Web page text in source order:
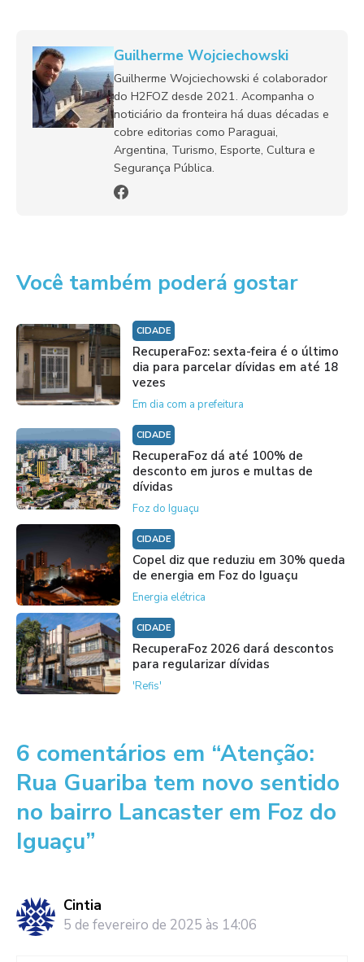
Guilherme Wojciechowski
Guilherme Wojciechowski é colaborador
do H2FOZ desde 2021. Acompanha o
noticiário da fronteira há duas décadas e
cobre editorias como Paraguai,
Argentina, Turismo, Esporte, Cultura e
Segurança Pública.
Você também poderá gostar
CIDADE
RecuperaFoz: sexta-feira é o último
dia para parcelar dívidas em até 18
vezes
Em dia com a prefeitura
CIDADE
RecuperaFoz dá até 100% de
desconto em juros e multas de
dívidas
Foz do Iguaçu
CIDADE
Copel diz que reduziu em 30% queda
de energia em Foz do Iguaçu
Energia elétrica
CIDADE
RecuperaFoz 2026 dará descontos
para regularizar dívidas
'Refis'
6 comentários em “Atenção:
Rua Guariba tem novo sentido
no bairro Lancaster em Foz do
Iguaçu”
Cintia
5 de fevereiro de 2025 às 14:06